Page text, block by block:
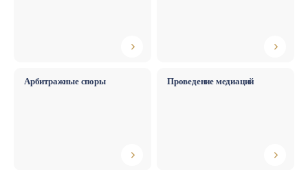
Арбитражные споры
Проведение медиаций